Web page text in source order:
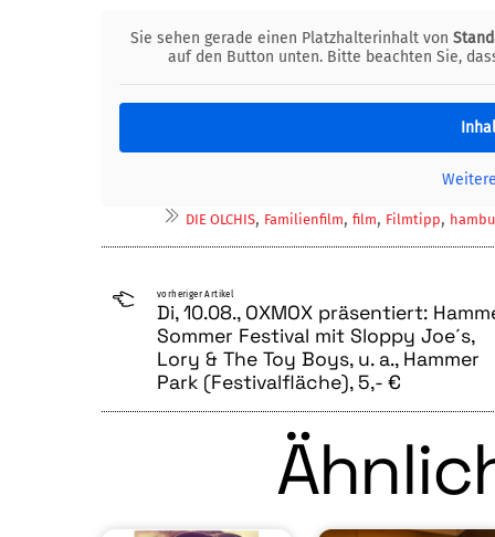
Sie sehen gerade einen Platzhalterinhalt von
auf den Button unten. Bitte beachten Sie,
DIE OLCHIS, Familienfilm,film, Filmtipp,
vorheriger Artikel
Di, 10.08., OXMOX präsentiert:
Sommer Festival mit Sloppy Joe´s,
Lory & The Toy Boys, u. a., Hammer
Park (Festivalfläche), 5,- €